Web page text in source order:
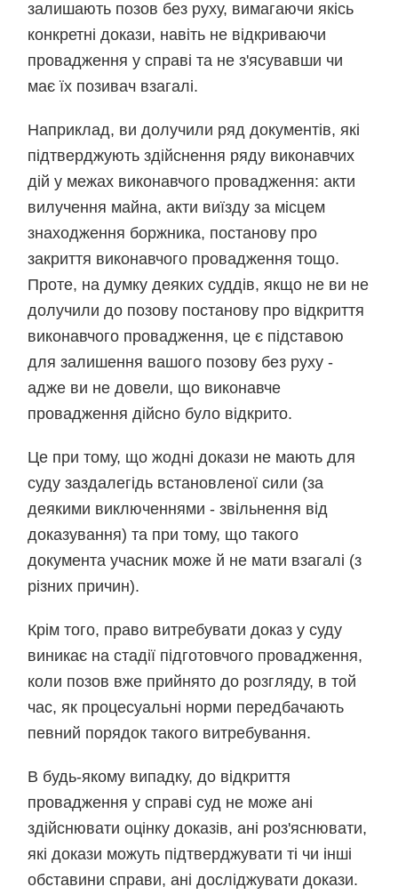
залишають позов без руху, вимагаючи якісь
конкретні докази, навіть не відкриваючи
провадження у справі та не з'ясувавши чи
має їх позивач взагалі.
Наприклад, ви долучили ряд документів, які
підтверджують здійснення ряду виконавчих
дій у межах виконавчого провадження: акти
вилучення майна, акти виїзду за місцем
знаходження боржника, постанову про
закриття виконавчого провадження тощо.
Проте, на думку деяких суддів, якщо не ви не
долучили до позову постанову про відкриття
виконавчого провадження, це є підставою
для залишення вашого позову без руху -
адже ви не довели, що виконавче
провадження дійсно було відкрито.
Це при тому, що жодні докази не мають для
суду заздалегідь встановленої сили (за
деякими виключеннями - звільнення від
доказування) та при тому, що такого
документа учасник може й не мати взагалі (з
різних причин).
Крім того, право витребувати доказ у суду
виникає на стадії підготовчого провадження,
коли позов вже прийнято до розгляду, в той
час, як процесуальні норми передбачають
певний порядок такого витребування.
В будь-якому випадку, до відкриття
провадження у справі суд не може ані
здійснювати оцінку доказів, ані роз'яснювати,
які докази можуть підтверджувати ті чи інші
обставини справи, ані досліджувати докази.